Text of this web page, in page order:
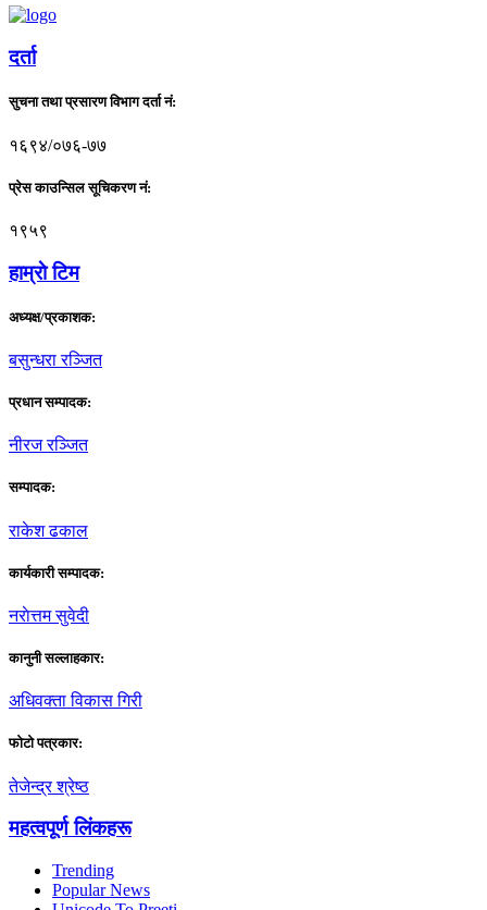
दर्ता
सुचना तथा प्रसारण विभाग दर्ता नं:
१६९४/०७६-७७
प्रेस काउन्सिल सूचिकरण नं:
१९५९
हाम्राे टिम
अध्यक्ष/प्रकाशक:
बसुन्धरा रञ्जित
प्रधान सम्पादक:
नीरज रञ्जित
सम्पादक:
राकेश ढकाल
कार्यकारी सम्पादक:
नराेत्तम सुवेदी
कानुनी सल्लाहकार:
अधिवक्ता विकास गिरी
फाेटाे पत्रकार:
तेजेन्द्र श्रेष्ठ
महत्वपूर्ण लिंकहरू
Trending
Popular News